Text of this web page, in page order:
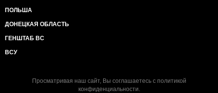
ПОЛЬША
ДОНЕЦКАЯ ОБЛАСТЬ
ГЕНШТАБ ВС
ВСУ
Просматривая наш сайт, Вы соглашаетесь с политикой
конфиденциальности.